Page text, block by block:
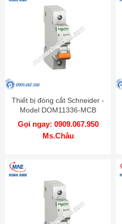
Thiết bị đóng cắt Schneider -
Model DOM11336-MCB
Gọi ngay: 0909.067.950
Ms.Châu